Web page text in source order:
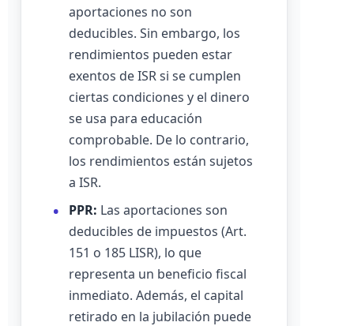
aportaciones no son
deducibles. Sin embargo, los
rendimientos pueden estar
exentos de ISR si se cumplen
ciertas condiciones y el dinero
se usa para educación
comprobable. De lo contrario,
los rendimientos están sujetos
a ISR.
PPR: Las aportaciones son
deducibles de impuestos (Art.
151 o 185 LISR), lo que
representa un beneficio fiscal
inmediato. Además, el capital
retirado en la jubilación puede